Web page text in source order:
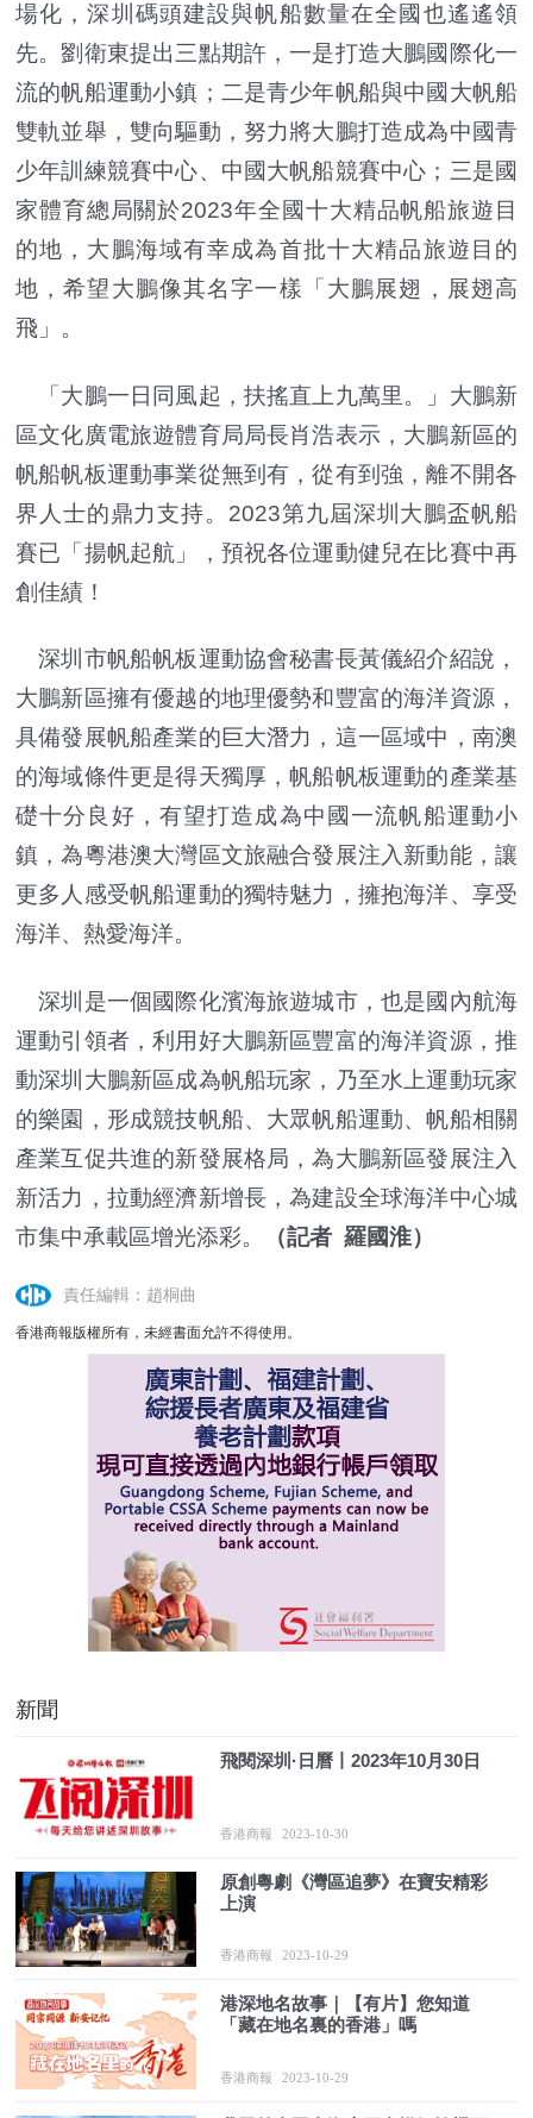
場化，深圳碼頭建設與帆船數量在全國也遙遙領
先。劉衛東提出三點期許，一是打造大鵬國際化一
流的帆船運動小鎮；二是青少年帆船與中國大帆船
雙軌並舉，雙向驅動，努力將大鵬打造成為中國青
少年訓練競賽中心、中國大帆船競賽中心；三是國
家體育總局關於2023年全國十大精品帆船旅遊目
的地，大鵬海域有幸成為首批十大精品旅遊目的
地，希望大鵬像其名字一樣「大鵬展翅，展翅高
飛」。
「大鵬一日同風起，扶搖直上九萬里。」大鵬新
區文化廣電旅遊體育局局長肖浩表示，大鵬新區的
帆船帆板運動事業從無到有，從有到強，離不開各
界人士的鼎力支持。2023第九屆深圳大鵬盃帆船
賽已「揚帆起航」，預祝各位運動健兒在比賽中再
創佳績！
深圳市帆船帆板運動協會秘書長黃儀紹介紹說，
大鵬新區擁有優越的地理優勢和豐富的海洋資源，
具備發展帆船產業的巨大潛力，這一區域中，南澳
的海域條件更是得天獨厚，帆船帆板運動的產業基
礎十分良好，有望打造成為中國一流帆船運動小
鎮，為粵港澳大灣區文旅融合發展注入新動能，讓
更多人感受帆船運動的獨特魅力，擁抱海洋、享受
海洋、熱愛海洋。
深圳是一個國際化濱海旅遊城市，也是國內航海
運動引領者，利用好大鵬新區豐富的海洋資源，推
動深圳大鵬新區成為帆船玩家，乃至水上運動玩家
的樂園，形成競技帆船、大眾帆船運動、帆船相關
產業互促共進的新發展格局，為大鵬新區發展注入
新活力，拉動經濟新增長，為建設全球海洋中心城
市集中承載區增光添彩。
（記者 羅國淮）
責任編輯：趙桐曲
香港商報版權所有，未經書面允許不得使用。
新聞
飛閱深圳·日曆丨2023年10月30日
香港商報 2023-10-30
原創粵劇《灣區追夢》在寶安精彩
上演
香港商報 2023-10-29
港深地名故事｜【有片】您知道
「藏在地名裏的香港」嗎
香港商報 2023-10-29